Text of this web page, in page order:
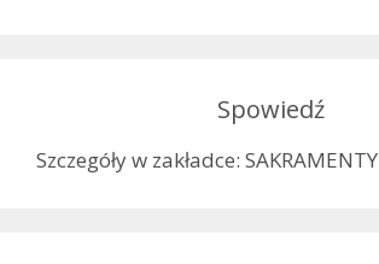
Spowiedź
Szczegóły w zakładce: SAKRAMENTY